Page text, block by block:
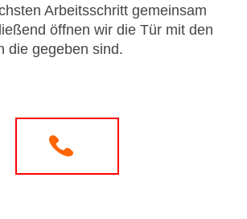
Arbeitsschritt gemeinsam
öffnen wir die Tür mit den
die gegeben sind.